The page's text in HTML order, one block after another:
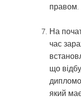
правом.
На
час
що
який